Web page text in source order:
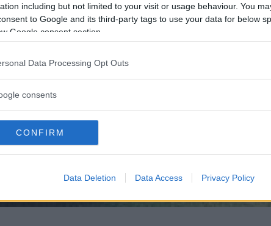
including but not limited to your visit or usage behaviour. You
to Google and its third-party tags to use your data for below
Google consent section.
Data Processing Opt Outs
consents
CONFIRM
Data Deletion Data Access Privacy Policy